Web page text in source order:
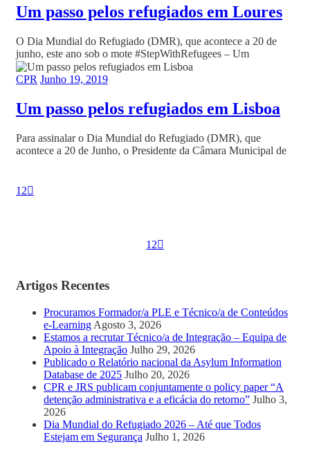
Um passo pelos refugiados em Loures
O Dia Mundial do Refugiado (DMR), que acontece a 20 de
junho, este ano sob o mote #StepWithRefugees – Um
CPR Junho 19, 2019
Um passo pelos refugiados em Lisboa
Para assinalar o Dia Mundial do Refugiado (DMR), que
acontece a 20 de Junho, o Presidente da Câmara Municipal de
1 2
1 2
Artigos Recentes
Procuramos Formador/a PLE e Técnico/a de Conteúdos
e-Learning Agosto 3, 2026
Estamos a recrutar Técnico/a de Integração – Equipa de
Apoio à Integração Julho 29, 2026
Publicado o Relatório nacional da Asylum Information
Database de 2025 Julho 20, 2026
CPR e JRS publicam conjuntamente o policy paper “A
detenção administrativa e a eficácia do retorno” Julho 3,
2026
Dia Mundial do Refugiado 2026 – Até que Todos
Estejam em Segurança Julho 1, 2026